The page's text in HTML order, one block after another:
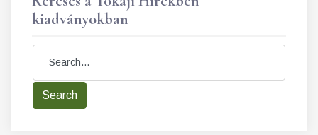
kiadványokban